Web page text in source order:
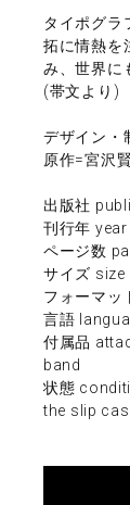
タイポグラ
拓に情熱を
み、世界に
(帯文より)
デザイン・
原作=宮沢
出版社
刊行年
ページ数
サイズ
フォーマ
言語
付属品
band
状態
the slip